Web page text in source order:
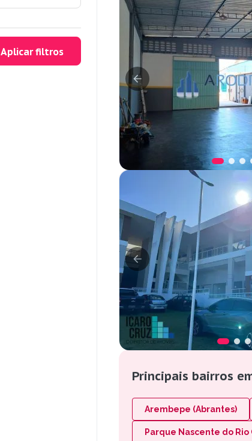
Aplicar filtros
Principais bairros
Arembepe (Abrantes)
Parque Nascente do Rio